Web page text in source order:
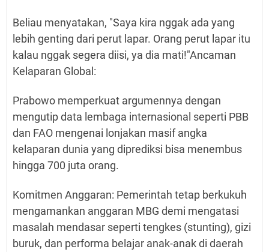
Beliau menyatakan, "Saya kira nggak ada yang
lebih genting dari perut lapar. Orang perut lapar itu
kalau nggak segera diisi, ya dia mati!"Ancaman
Kelaparan Global:
Prabowo memperkuat argumennya dengan
mengutip data lembaga internasional seperti PBB
dan FAO mengenai lonjakan masif angka
kelaparan dunia yang diprediksi bisa menembus
hingga 700 juta orang.
Komitmen Anggaran: Pemerintah tetap berkukuh
mengamankan anggaran MBG demi mengatasi
masalah mendasar seperti tengkes (stunting), gizi
buruk, dan performa belajar anak-anak di daerah